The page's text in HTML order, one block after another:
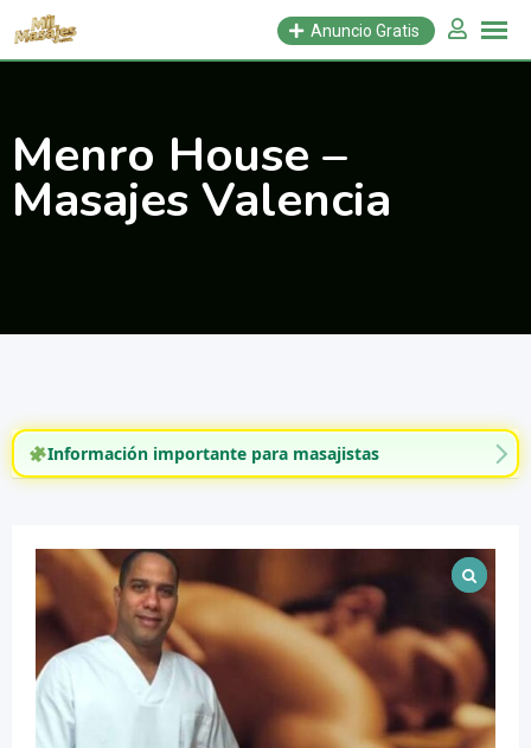
Saltar
Anuncio Gratis
Menro House –
Masajes Valencia
Información importante para masajistas